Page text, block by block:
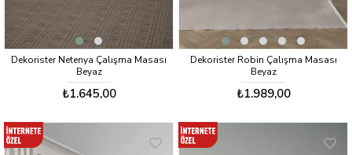
Dekorister Netenya Çalışma Masası
Beyaz
₺1.645,00
Dekorister Robin Çalışma Masası
Beyaz
₺1.989,00